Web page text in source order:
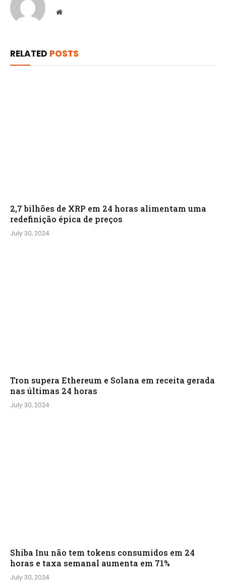
Website
RELATED POSTS
2,7 bilhões de XRP em 24 horas alimentam uma
redefinição épica de preços
July 30, 2024
Tron supera Ethereum e Solana em receita gerada
nas últimas 24 horas
July 30, 2024
Shiba Inu não tem tokens consumidos em 24
horas e taxa semanal aumenta em 71%
July 30, 2024